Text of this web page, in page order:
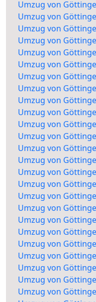
Umzug von
Umzug von
Umzug von
Umzug von
Umzug von
Umzug von
Umzug von
Umzug von
Umzug von
Umzug von
Umzug von
Umzug von
Umzug von
Umzug von
Umzug von
Umzug von
Umzug von
Umzug von
Umzug von
Umzug von
Umzug von
Umzug von
Umzug von
Umzug von
Umzug von